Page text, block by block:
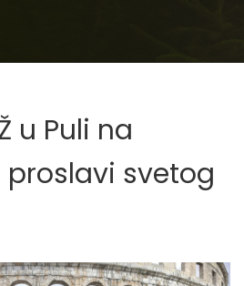
u Puli na
svetog